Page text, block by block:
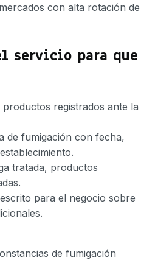
con alta rotación de
servicio para que
registrados ante la
de fumigación con fecha,
tratada, productos
para el negocio sobre
de fumigación